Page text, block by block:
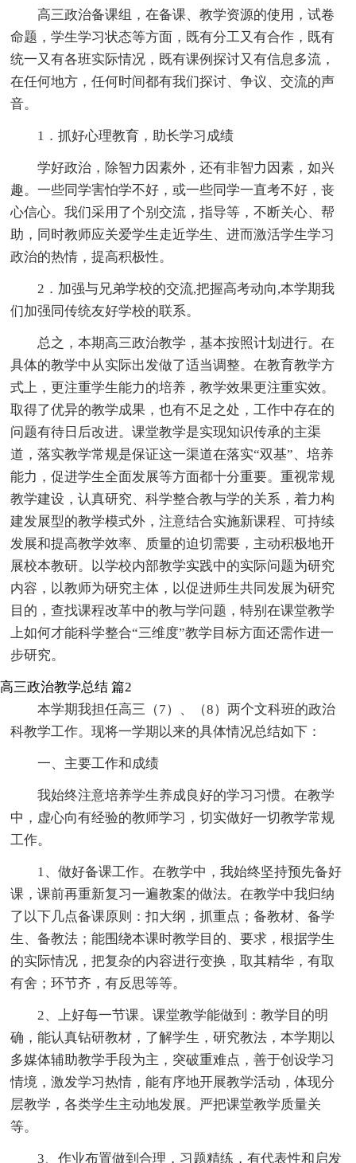
高三政治备课组，在备课、教学资源的使用，试卷
命题，学生学习状态等方面，既有分工又有合作，既有
统一又有各班实际情况，既有课例探讨又有信息多流，
在任何地方，任何时间都有我们探讨、争议、交流的声
音。
1．抓好心理教育，助长学习成绩
学好政治，除智力因素外，还有非智力因素，如兴
趣。一些同学害怕学不好，或一些同学一直考不好，丧
心信心。我们采用了个别交流，指导等，不断关心、帮
助，同时教师应关爱学生走近学生、进而激活学生学习
政治的热情，提高积极性。
2．加强与兄弟学校的交流,把握高考动向,本学期我
们加强同传统友好学校的联系。
总之，本期高三政治教学，基本按照计划进行。在
具体的教学中从实际出发做了适当调整。在教育教学方
式上，更注重学生能力的培养，教学效果更注重实效。
取得了优异的教学成果，也有不足之处，工作中存在的
问题有待日后改进。课堂教学是实现知识传承的主渠
道，落实教学常规是保证这一渠道在落实“双基”、培养
能力，促进学生全面发展等方面都十分重要。重视常规
教学建设，认真研究、科学整合教与学的关系，着力构
建发展型的教学模式外，注意结合实施新课程、可持续
发展和提高教学效率、质量的迫切需要，主动积极地开
展校本教研。以学校内部教学实践中的实际问题为研究
内容，以教师为研究主体，以促进师生共同发展为研究
目的，查找课程改革中的教与学问题，特别在课堂教学
上如何才能科学整合“三维度”教学目标方面还需作进一
步研究。
高三政治教学总结 篇2
本学期我担任高三（7）、（8）两个文科班的政治
科教学工作。现将一学期以来的具体情况总结如下：
一、主要工作和成绩
我始终注意培养学生养成良好的学习习惯。在教学
中，虚心向有经验的教师学习，切实做好一切教学常规
工作。
1、做好备课工作。在教学中，我始终坚持预先备好
课，课前再重新复习一遍教案的做法。在教学中我归纳
了以下几点备课原则：扣大纲，抓重点；备教材、备学
生、备教法；能围绕本课时教学目的、要求，根据学生
的实际情况，把复杂的内容进行变换，取其精华，有取
有舍；环节齐，有反思等等。
2、上好每一节课。课堂教学能做到：教学目的明
确，能认真钻研教材，了解学生，研究教法，本学期以
多媒体辅助教学手段为主，突破重难点，善于创设学习
情境，激发学习热情，能有序地开展教学活动，体现分
层教学，各类学生主动地发展。严把课堂教学质量关
等。
3、作业布置做到合理，习题精练，有代表性和启发